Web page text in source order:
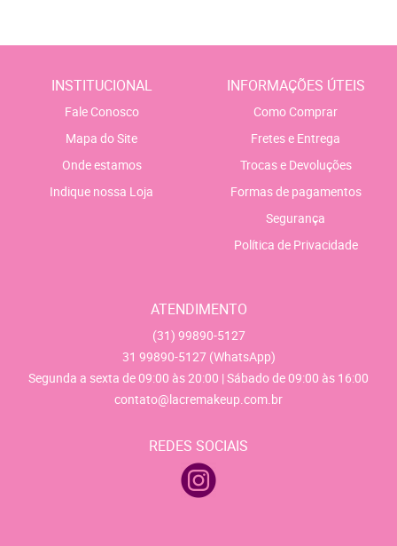
INSTITUCIONAL
Fale Conosco
Mapa do Site
Onde estamos
Indique nossa Loja
INFORMAÇÕES ÚTEIS
Como Comprar
Fretes e Entrega
Trocas e Devoluções
Formas de pagamentos
Segurança
Política de Privacidade
ATENDIMENTO
(31) 99890-5127
31 99890-5127 (WhatsApp)
Segunda a sexta de 09:00 às 20:00 | Sábado de 09:00 às 16:00
contato@lacremakeup.com.br
REDES SOCIAIS